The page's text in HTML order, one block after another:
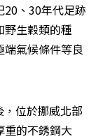
、30年代足跡
野生穀類的種
氣候條件等良
位於挪威北部
重的不銹鋼大